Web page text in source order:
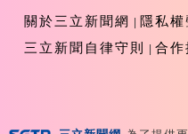
關於三立新聞網
隱私權
三立新聞自律守則
合作